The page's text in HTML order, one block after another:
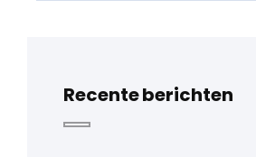
Recente berichten